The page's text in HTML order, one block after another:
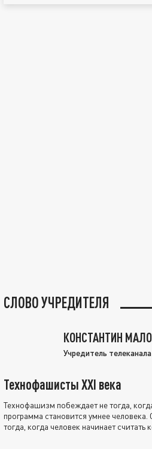
СЛОВО УЧРЕДИТЕЛЯ
КОНСТАНТИН
Учредитель
Технофашисты XXI века
Технофашизм побеждает не тогда,
программа становится умнее
тогда, когда человек начинает считать